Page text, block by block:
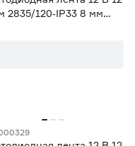
2835/120‑IP33 8 мм